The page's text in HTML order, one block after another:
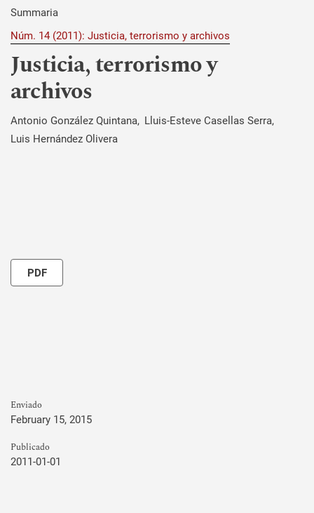
Summaria
Núm. 14 (2011): Justicia, terrorismo y archivos
Justicia, terrorismo y
archivos
Antonio González Quintana
Lluis-Esteve Casellas Serra
Luis Hernández Olivera
PDF
Enviado
February 15, 2015
Publicado
2011-01-01